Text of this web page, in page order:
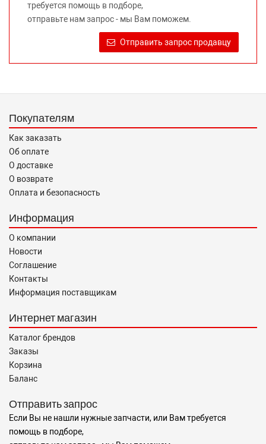
Требование предоставлять покупателю необходимую и
достоверную информацию о товаре, предлагаемом к
продаже, обеспечивающую возможность их правильного
выбора возложено на продавца (изготовителя) Законом
«О защите прав потребителей».
требуется помощь в подборе,
отправьте нам запрос - мы Вам поможем.
Отправить запрос продавцу
Покупателям
Как заказать
Об оплате
О доставке
О возврате
Оплата и безопасность
Информация
О компании
Новости
Соглашение
Контакты
Информация поставщикам
Интернет магазин
Каталог брендов
Заказы
Корзина
Баланс
Отправить запрос
Если Вы не нашли нужные запчасти, или Вам требуется
помощь в подборе,